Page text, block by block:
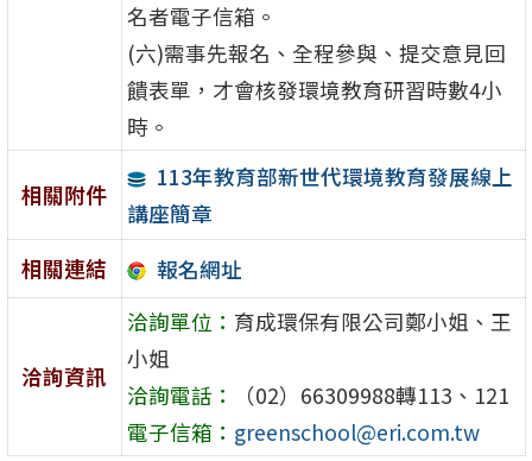
名者電子信箱。
(六)需事先報名、全程參與、提交意見回
饋表單，才會核發環境教育研習時數4小
時。
相關附件
113年教育部新世代環境教育發展線上
講座簡章
相關連結
報名網址
洽詢資訊
洽詢單位： 育成環保有限公司鄭小姐、王
小姐
洽詢電話：
（02）66309988轉113、121
電子信箱： greenschool@eri.com.tw